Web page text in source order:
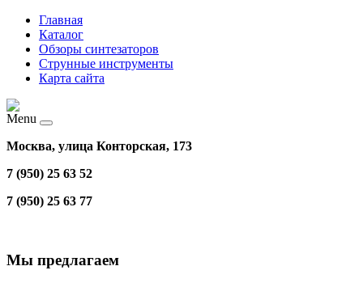
Главная
Каталог
Обзоры синтезаторов
Струнные инструменты
Карта сайта
Menu
Москва, улица Конторская, 173
7 (950) 25 63 52
7 (950) 25 63 77
Мы предлагаем